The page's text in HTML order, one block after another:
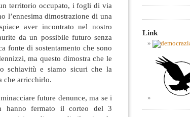
territorio occupato, i fogli di via
l’ennesima dimostrazione di una
aver incontrato nel nostro
da un possibile futuro senza
fonte di sostentamento che sono
ma questo dimostra che le
schiavitù e siamo sicuri che la
che arricchirlo.
future denunce, ma se i
fermato il corteo del 3
Link